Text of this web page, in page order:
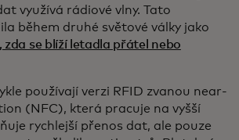
využívá rádiové vlny. Tato
během druhé světové války jako
zda se blíží letadla přátel nebo
new tab
používají verzi RFID zvanou near-
(NFC), která pracuje na vyšší
rychlejší přenos dat, ale pouze